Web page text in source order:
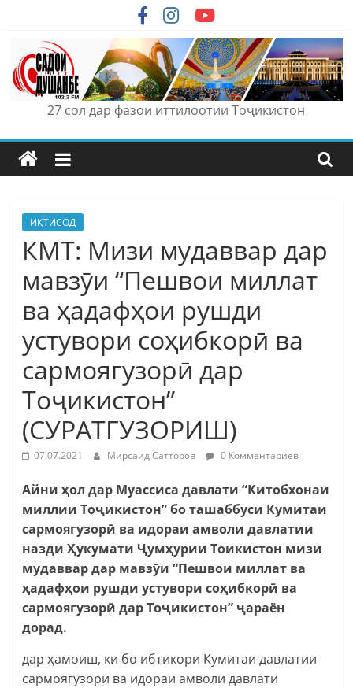
content
27 сол дар фазои иттилоотии Тоҷикистон
ИҚТИСОД
КМТ: Мизи мудаввар дар
мавзӯи “Пешвои миллат
ва ҳадафҳои рушди
устувори соҳибкорӣ ва
сармоягузорӣ дар
Тоҷикистон”
(СУРАТГУЗОРИШ)
07.07.2021 Мирсаид Сатторов 0 Комментариев
Айни ҳол дар Муассиса давлати “Китобхонаи
миллии Тоҷикистон” бо ташаббуси Кумитаи
сармоягузорӣ ва идораи амволи давлатии
назди Ҳукумати Ҷумҳурии Тоикистон мизи
мудаввар дар мавзӯи “Пешвои миллат ва
ҳадафҳои рушди устувори соҳибкорӣ ва
сармоягузорӣ дар Тоҷикистон” ҷараён
дорад.
дар ҳамоиш, ки бо ибтикори Кумитаи давлатии
сармоягузорӣ ва идораи амволи давлатӣ